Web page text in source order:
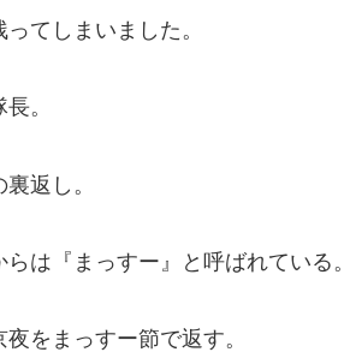
ってしまいました。
。
返し。
は『まっすー』と呼ばれている。
をまっすー節で返す。